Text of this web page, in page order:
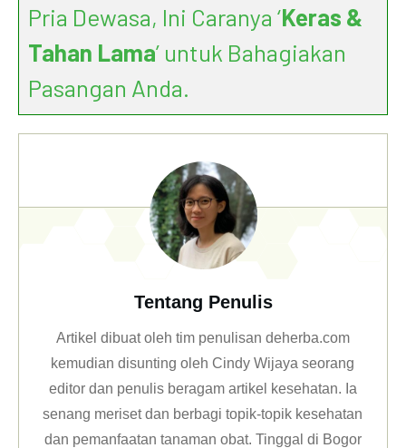
Pria Dewasa, Ini Caranya ‘Keras &
Tahan Lama’ untuk Bahagiakan
Pasangan Anda.
Tentang Penulis
Artikel dibuat oleh tim penulisan deherba.com
kemudian disunting oleh Cindy Wijaya seorang
editor dan penulis beragam artikel kesehatan. Ia
senang meriset dan berbagi topik-topik kesehatan
dan pemanfaatan tanaman obat. Tinggal di Bogor